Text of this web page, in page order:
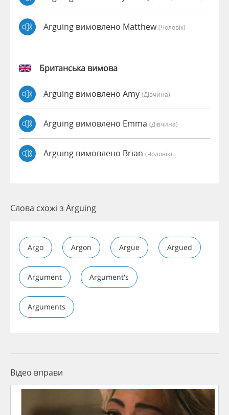
Arguing вимовлено Matthew(чоловік)
Британська вимова
Arguing вимовлено Amy (дівчина)
Arguing вимовлено Emma (дівчина)
Arguing вимовлено Brian (чоловік)
Слова схожі з Arguing
Argo Argon Argue Argued
Argument Argument's
Arguments
Відео вправи